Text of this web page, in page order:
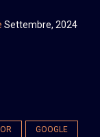
Settembre, 2024
GOOGLE